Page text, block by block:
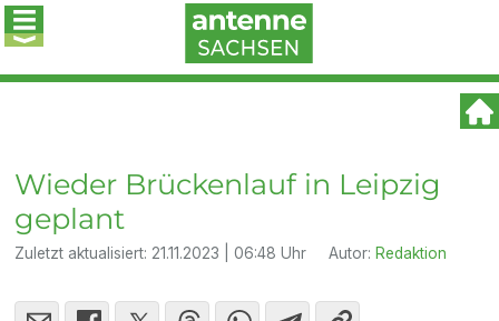
Wieder Brückenlauf in Leipzig
geplant
Zuletzt aktualisiert: 21.11.2023 | 06:48 Uhr Autor: Redaktion